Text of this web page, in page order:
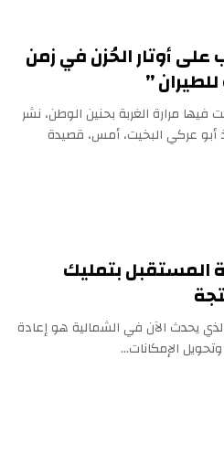
أوتار الحُزن في زمن
”
مرارة الغربة بحنين الوطن، نشر
أبو عركي البخيت، أمس، قصيدة
المستقبل بتمليك
يحدث الآن في الشمالية هو إعادة
الإمكانات…